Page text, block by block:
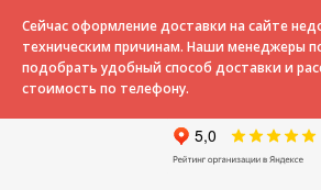
Сейчас оформление доставки на сайте
техническим причинам. Наши менеджеры
подобрать удобный способ доставки и
стоимость по телефону.